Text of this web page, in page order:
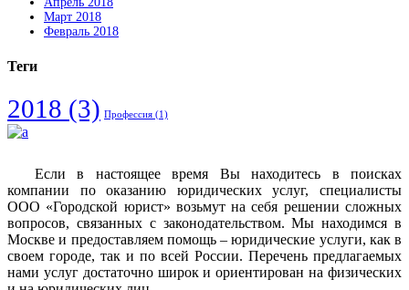
Март 2018
Февраль 2018
Теги
2018 (3) Профессия (1)
Если в настоящее время Вы находитесь в поисках
компании по оказанию юридических услуг, специалисты
ООО «Городской юрист» возьмут на себя решении сложных
вопросов, связанных с законодательством. Мы находимся в
Москве и предоставляем помощь – юридические услуги, как в
своем городе, так и по всей России. Перечень предлагаемых
нами услуг достаточно широк и ориентирован на физических